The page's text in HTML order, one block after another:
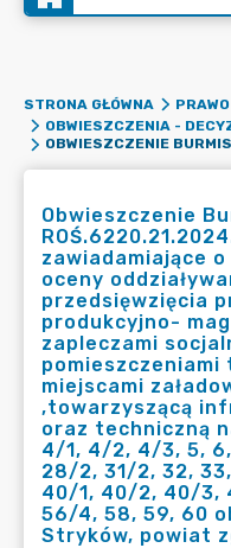
STRONA GŁÓWNA
OBWIESZCZENIA -
Obwieszczenie
zawiadamiające
oceny
przedsięwzięcia
produkcyjno-
zapleczami
pomieszczeniami
miejscami
,towarzyszącą
oraz techniczną
4/1, 4/2, 4/3, 5, 6,
28/2, 31/2, 32,
40/1, 40/2, 40/3,
56/4, 58, 59, 60
Stryków, powiat